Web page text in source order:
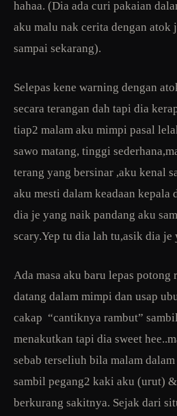
hahaa. (Dia ada curi pakaian
aku malu nak cerita dengan atok
sampai sekarang).
Selepas kene warning dengan
secara terangan dah tapi dia
tiap2 malam aku mimpi pasal
sawo matang, tinggi
terang yang bersinar ,aku kenal
aku mesti dalam keadaan kepala
dia je yang naik pandang aku
scary.Yep tu dia lah tu,asik dia je
Ada masa aku baru lepas potong
datang dalam mimpi dan usap
cakap “cantiknya rambut”
menakutkan tapi dia sweet
sebab terseliuh bila malam
sambil pegang2 kaki aku (urut)
berkurang sakitnya. Sejak dari